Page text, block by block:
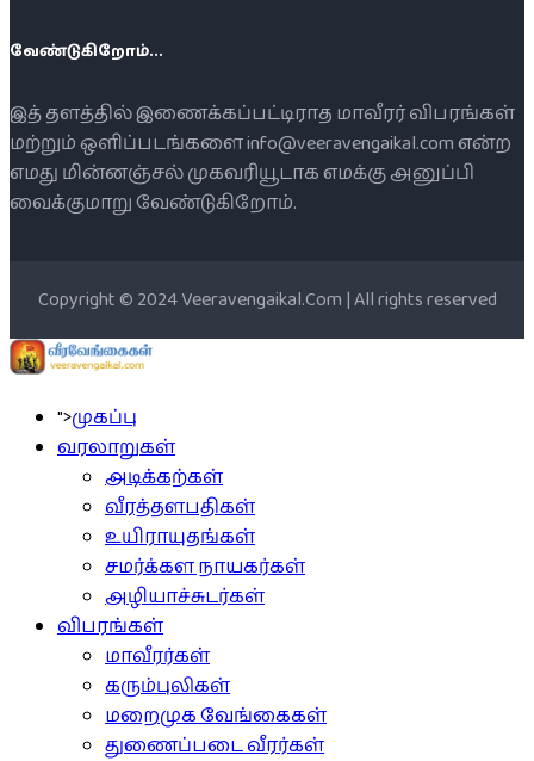
வேண்டுகிறோம்...
இத் தளத்தில் இணைக்கப்பட்டிராத மாவீரர் விபரங்கள்
மற்றும் ஒளிப்படங்களை info@veeravengaikal.com என்ற
எமது மின்னஞ்சல் முகவரியூடாக எமக்கு அனுப்பி
வைக்குமாறு வேண்டுகிறோம்.
Copyright © 2024 Veeravengaikal.Com | All rights reserved
">முகப்பு
வரலாறுகள்
அடிக்கற்கள்
வீரத்தளபதிகள்
உயிராயுதங்கள்
சமர்க்கள நாயகர்கள்
அழியாச்சுடர்கள்
விபரங்கள்
மாவீரர்கள்
கரும்புலிகள்
மறைமுக வேங்கைகள்
துணைப்படை வீரர்கள்